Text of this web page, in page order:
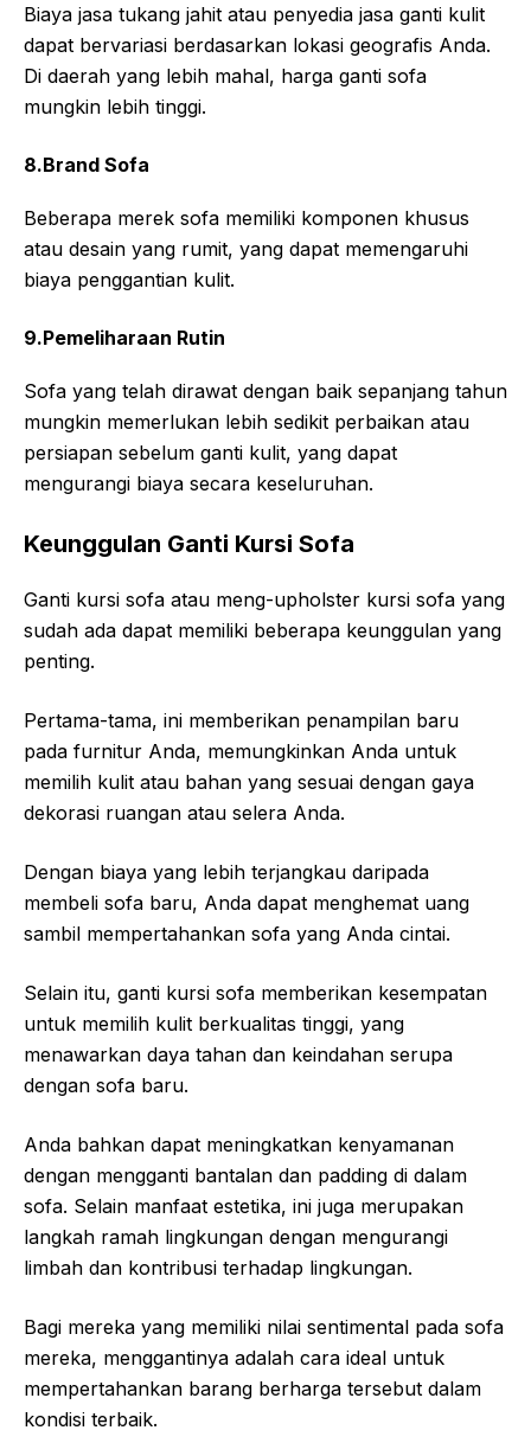
Biaya jasa tukang jahit atau penyedia jasa ganti kulit
dapat bervariasi berdasarkan lokasi geografis Anda.
Di daerah yang lebih mahal, harga ganti sofa
mungkin lebih tinggi.
8.Brand Sofa
Beberapa merek sofa memiliki komponen khusus
atau desain yang rumit, yang dapat memengaruhi
biaya penggantian kulit.
9.Pemeliharaan Rutin
Sofa yang telah dirawat dengan baik sepanjang tahun
mungkin memerlukan lebih sedikit perbaikan atau
persiapan sebelum ganti kulit, yang dapat
mengurangi biaya secara keseluruhan.
Keunggulan Ganti Kursi Sofa
Ganti kursi sofa atau meng-upholster kursi sofa yang
sudah ada dapat memiliki beberapa keunggulan yang
penting.
Pertama-tama, ini memberikan penampilan baru
pada furnitur Anda, memungkinkan Anda untuk
memilih kulit atau bahan yang sesuai dengan gaya
dekorasi ruangan atau selera Anda.
Dengan biaya yang lebih terjangkau daripada
membeli sofa baru, Anda dapat menghemat uang
sambil mempertahankan sofa yang Anda cintai.
Selain itu, ganti kursi sofa memberikan kesempatan
untuk memilih kulit berkualitas tinggi, yang
menawarkan daya tahan dan keindahan serupa
dengan sofa baru.
Anda bahkan dapat meningkatkan kenyamanan
dengan mengganti bantalan dan padding di dalam
sofa. Selain manfaat estetika, ini juga merupakan
langkah ramah lingkungan dengan mengurangi
limbah dan kontribusi terhadap lingkungan.
Bagi mereka yang memiliki nilai sentimental pada sofa
mereka, menggantinya adalah cara ideal untuk
mempertahankan barang berharga tersebut dalam
kondisi terbaik.